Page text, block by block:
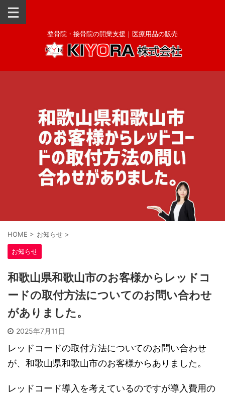
整骨院・接骨院の開業支援｜医療用品の販売
HOME > お知らせ >
お知らせ
和歌山県和歌山市のお客様からレッドコ
ードの取付方法についてのお問い合わせ
がありました。
2025年7月11日
レッドコードの取付方法についてのお問い合わせ
が、和歌山県和歌山市のお客様からありました。
レッドコード導入を考えているのですが導入費用の